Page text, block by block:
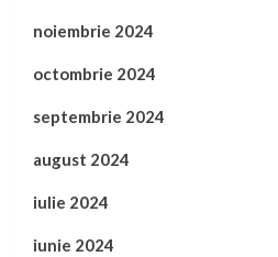
noiembrie 2024
octombrie 2024
septembrie 2024
august 2024
iulie 2024
iunie 2024